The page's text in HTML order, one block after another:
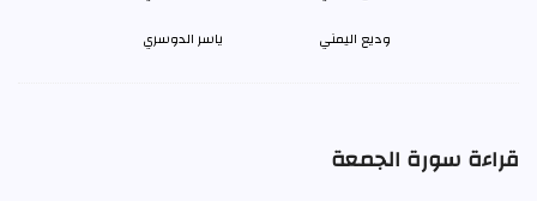
وديع اليمني ياسر الدوسري
قراءة سورة الجمعة